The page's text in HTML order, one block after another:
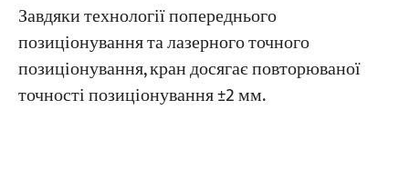
Завдяки технології попереднього
позиціонування та лазерного точного
позиціонування, кран досягає повторюваної
точності позиціонування ±2 мм.